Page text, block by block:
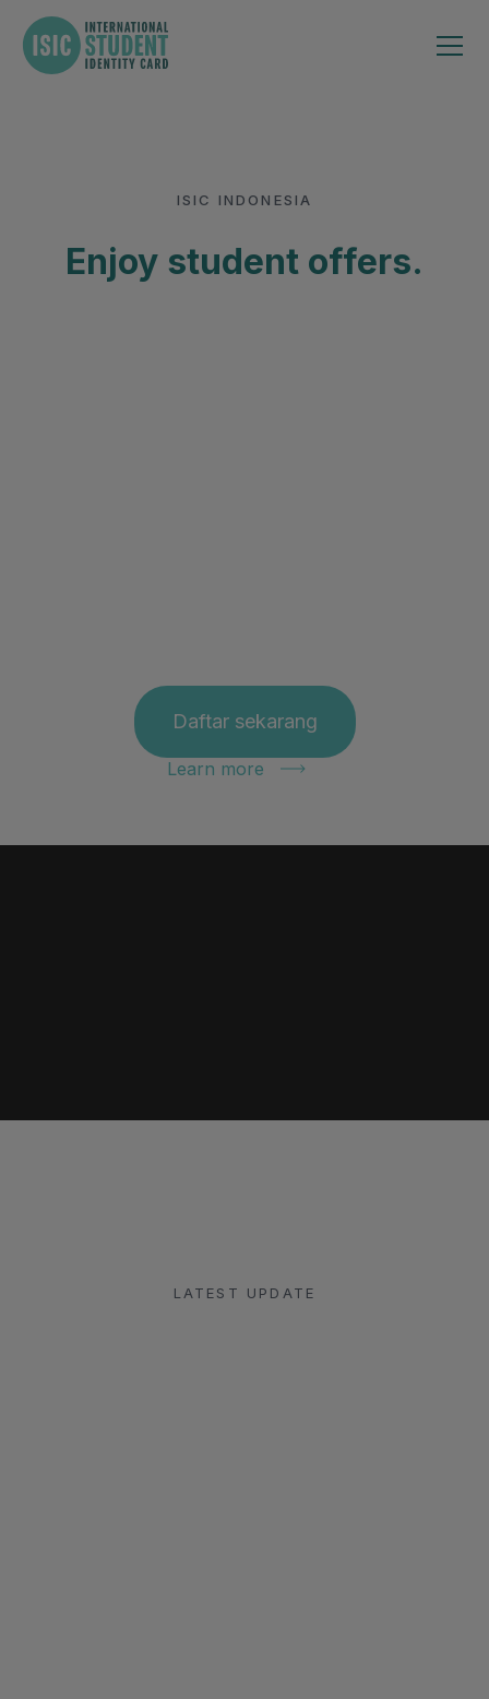
ISIC INDONESIA
Enjoy student offers.
Daftar sekarang
Learn more
LATEST UPDATE